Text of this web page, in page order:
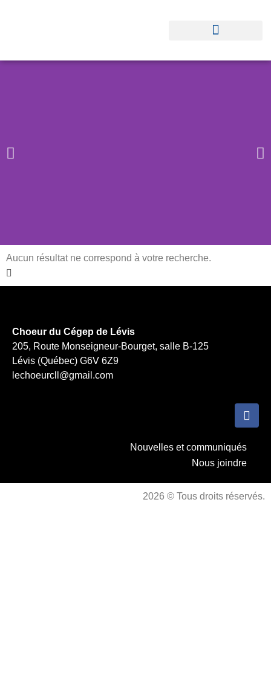
Aucun résultat ne correspond à votre recherche.
Choeur du Cégep de Lévis
205, Route Monseigneur-Bourget, salle B-125
Lévis (Québec) G6V 6Z9
lechoeurcll@gmail.com
Nouvelles et communiqués
Nous joindre
2026 © Tous droits réservés.